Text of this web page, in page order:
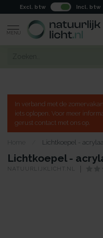
Excl. btw Incl. btw
MENU
In verband met de
iets oplopen. Voor meer
gerust contact met ons op.
Home Lichtkoepel -
Lichtkoepel -
NATUURLIJKLICHT.NL